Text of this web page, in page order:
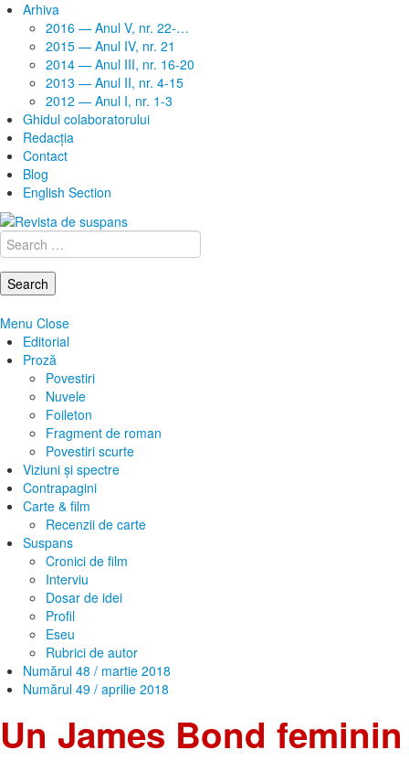
Arhiva
2016 — Anul V, nr. 22-…
2015 — Anul IV, nr. 21
2014 — Anul III, nr. 16-20
2013 — Anul II, nr. 4-15
2012 — Anul I, nr. 1-3
Ghidul colaboratorului
Redacţia
Contact
Blog
English Section
Search
for:
Menu Close
Editorial
Proză
Povestiri
Nuvele
Foileton
Fragment de roman
Povestiri scurte
Viziuni și spectre
Contrapagini
Carte & film
Recenzii de carte
Suspans
Cronici de film
Interviu
Dosar de idei
Profil
Eseu
Rubrici de autor
Numărul 48 / martie 2018
Numărul 49 / aprilie 2018
Un James Bond feminin